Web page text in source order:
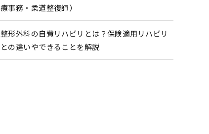
療事務・柔道整復師）
整形外科の自費リハビリとは？保険適用リハビリ
との違いやできることを解説